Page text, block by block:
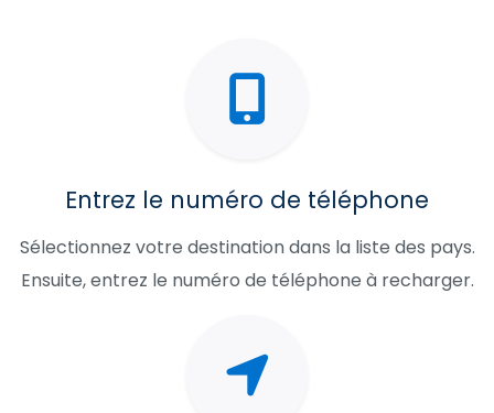
Entrez le numéro de téléphone
Sélectionnez votre destination dans la liste des pays.
Ensuite, entrez le numéro de téléphone à recharger.